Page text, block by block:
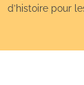
d’histoire pour